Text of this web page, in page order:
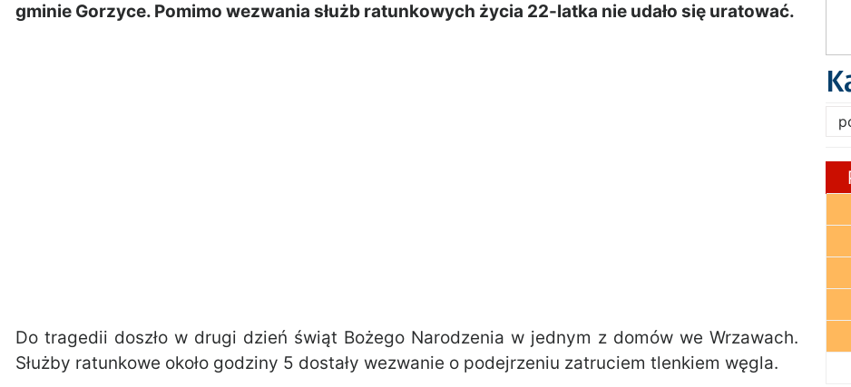
gminie Gorzyce. Pomimo wezwania służb ratunkowych życia 22-latka nie udało się uratować.
Do tragedii doszło w drugi dzień świąt Bożego Narodzenia w jednym z domów we Wrzawach.
Służby ratunkowe około godziny 5 dostały wezwanie o podejrzeniu zatruciem tlenkiem węgla.